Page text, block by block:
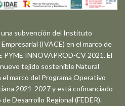
subvención del Instituto
(IVACE) en el marco de
INNOVAPROD-CV 2021. El
tejido sostenible Natural
marco del Programa Operativo
2021-2027 y está cofinanciado
Desarrollo Regional (FEDER).